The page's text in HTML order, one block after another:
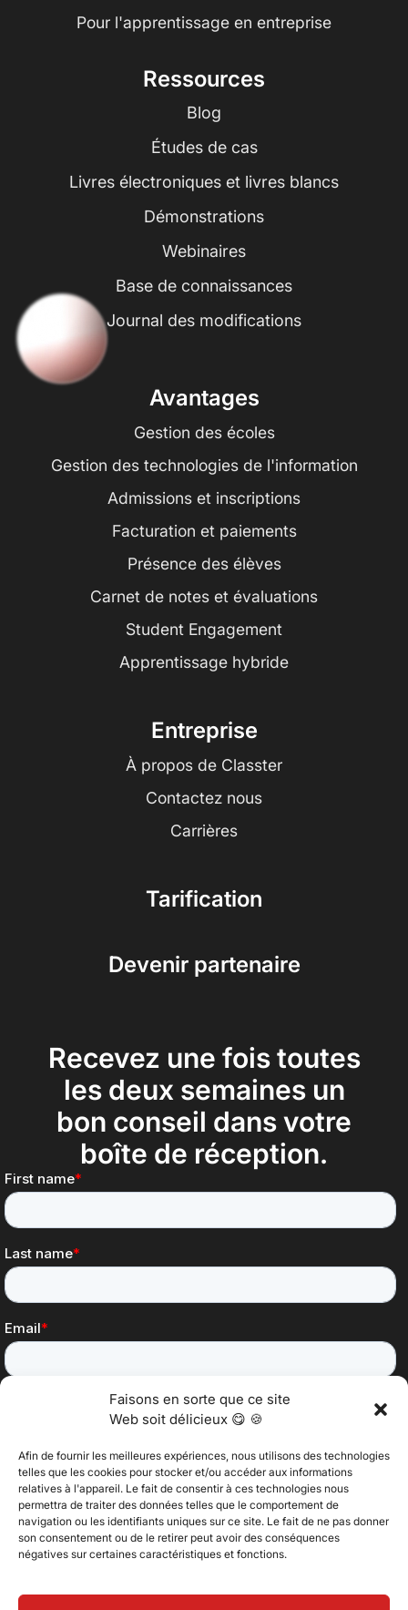
Faisons en sorte que ce site
Web soit délicieux 😋 🍪
Afin de fournir les meilleures expériences, nous utilisons des technologies
telles que les cookies pour stocker et/ou accéder aux informations
relatives à l'appareil. Le fait de consentir à ces technologies nous
permettra de traiter des données telles que le comportement de
navigation ou les identifiants uniques sur ce site. Le fait de ne pas donner
son consentement ou de le retirer peut avoir des conséquences
négatives sur certaines caractéristiques et fonctions.
Pour l'apprentissage en entreprise
Ressources
Blog
Études de cas
Livres électroniques et livres blancs
Démonstrations
Webinaires
Base de connaissances
Journal des modifications
Avantages
Gestion des écoles
Gestion des technologies de l'information
Admissions et inscriptions
Facturation et paiements
Présence des élèves
Carnet de notes et évaluations
Student Engagement
Apprentissage hybride
Entreprise
À propos de Classter
Contactez nous
Carrières
Tarification
Devenir partenaire
Recevez une fois toutes
les deux semaines un
bon conseil dans votre
boîte de réception.
@2025 Vertitech. Tous droits réservés.
Politique de confidentialité